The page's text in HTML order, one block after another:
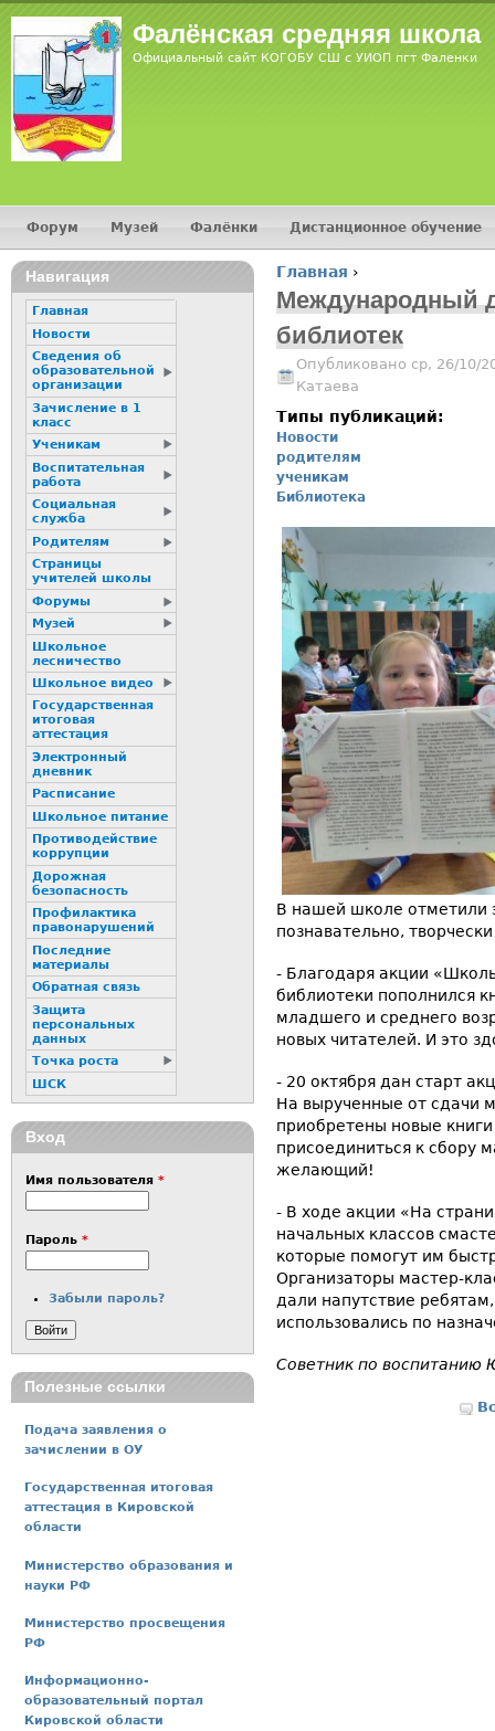
Фалёнская средняя школа
Официальный сайт КОГОБУ СШ с УИОП пгт Фаленки
Вы здесь
Главная ›
Международный
библиотек
Опубликовано ср, 26/10/
Катаева
Типы публикаций:
Новости
родителям
ученикам
Библиотека
В нашей школе отметили
познавательно,
- Благодаря акции
библиотеки пополнился
младшего и среднего
новых читателей. И это
- 20 октября дан старт
На вырученные от сдачи
приобретены новые
присоединиться к сбору
желающий!
- В ходе акции «На
начальных классов
которые помогут им
Организаторы мастер-
дали напутствие
использовались по
Советник по воспитанию
Главное меню
Форум Музей Фалёнки Дистанционное обучение
Навигация
Главная
Новости
Сведения об
образовательной
организации
Зачисление в 1
класс
Ученикам
Воспитательная
работа
Социальная
служба
Родителям
Страницы
учителей школы
Форумы
Музей
Школьное
лесничество
Школьное видео
Государственная
итоговая
аттестация
Электронный
дневник
Расписание
Школьное питание
Пpотиводействие
коppупции
Дорожная
безопасность
Профилактика
пpaвонаpушений
Последние
материалы
Обратная связь
Защита
персональных
данных
Точка роста
ШСК
Вход
Имя пользователя *
Пароль *
Забыли пароль?
Полезные ссылки
Подача заявления о
зачислении в ОУ
Государственная итоговая
аттестация в Кировской
области
Министерство образования и
науки РФ
Министерство просвещения
РФ
Информационно-
образовательный портал
Кировской области